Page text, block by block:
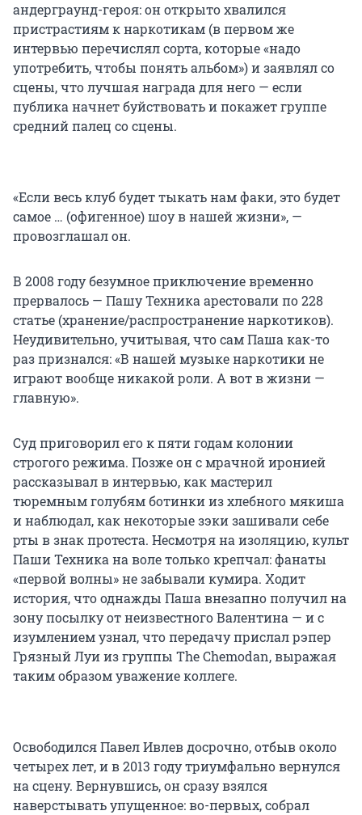
андерграунд-героя: он открыто хвалился
пристрастиям к наркотикам (в первом же
интервью перечислял сорта, которые «надо
употребить, чтобы понять альбом») и заявлял со
сцены, что лучшая награда для него — если
публика начнет буйствовать и покажет группе
средний палец со сцены.
«Если весь клуб будет тыкать нам факи, это будет
самое … (офигенное) шоу в нашей жизни», —
провозглашал он.
В 2008 году безумное приключение временно
прервалось — Пашу Техника арестовали по 228
статье (хранение/распространение наркотиков).
Неудивительно, учитывая, что сам Паша как-то
раз признался: «В нашей музыке наркотики не
играют вообще никакой роли. А вот в жизни —
главную».
Суд приговорил его к пяти годам колонии
строгого режима. Позже он с мрачной иронией
рассказывал в интервью, как мастерил
тюремным голубям ботинки из хлебного мякиша
и наблюдал, как некоторые зэки зашивали себе
рты в знак протеста. Несмотря на изоляцию, культ
Паши Техника на воле только крепчал: фанаты
«первой волны» не забывали кумира. Ходит
история, что однажды Паша внезапно получил на
зону посылку от неизвестного Валентина — и с
изумлением узнал, что передачу прислал рэпер
Грязный Луи из группы The Chemodan, выражая
таким образом уважение коллеге.
Освободился Павел Ивлев досрочно, отбыв около
четырех лет, и в 2013 году триумфально вернулся
на сцену. Вернувшись, он сразу взялся
наверстывать упущенное: во-первых, собрал